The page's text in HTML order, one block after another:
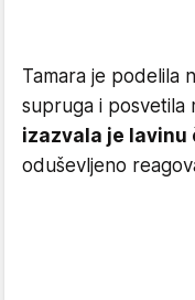
Tamara je podelila
supruga i posvetila
izazvala je
oduševljeno